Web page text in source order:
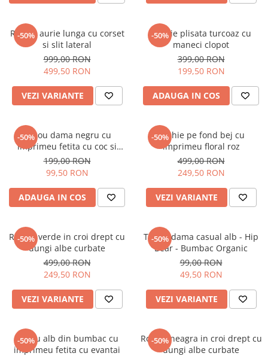
-50%
Rochie aurie lunga cu corset
si slit lateral
999,00 RON
499,50 RON
VEZI VARIANTE
-50%
Rochie plisata turcoaz cu
maneci clopot
399,00 RON
199,50 RON
ADAUGA IN COS
-50%
Tricou dama negru cu
imprimeu fetita cu coc si
ochelari albastrii
199,00 RON
99,50 RON
ADAUGA IN COS
-50%
Rochie pe fond bej cu
imprimeu floral roz
499,00 RON
249,50 RON
VEZI VARIANTE
-50%
Rochie verde in croi drept cu
dungi albe curbate
499,00 RON
249,50 RON
VEZI VARIANTE
-50%
Tricou dama casual alb - Hip
Bear - Bumbac Organic
99,00 RON
49,50 RON
VEZI VARIANTE
-50%
Tricou alb din bumbac cu
imprimeu fetita cu evantai
-50%
Rochie neagra in croi drept cu
dungi albe curbate